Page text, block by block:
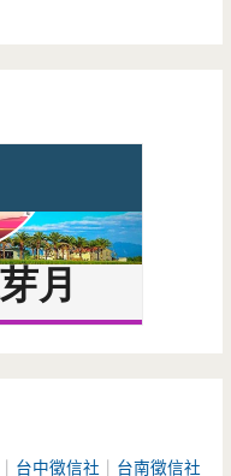
台中徵信社 台南徵信社